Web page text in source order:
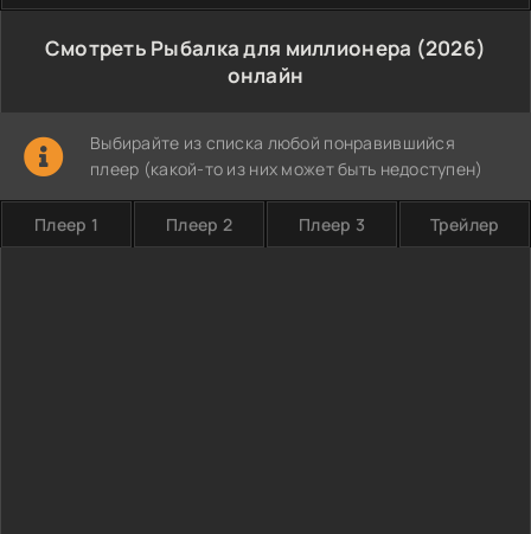
Смотреть Рыбалка для миллионера (2026)
онлайн
Выбирайте из списка любой понравившийся
плеер (какой-то из них может быть недоступен)
Плеер 1 Плеер 2 Плеер 3 Трейлер